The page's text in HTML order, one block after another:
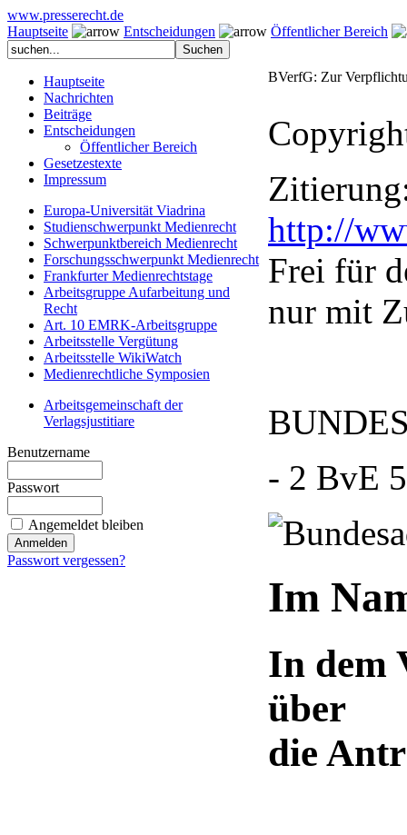
www.presserecht.de
Hauptseite
Entscheidungen Öffentlicher Bereich
Hauptseite
Nachrichten
Beiträge
Entscheidungen
Öffentlicher Bereich
Gesetzestexte
Impressum
Europa-Universität Viadrina
Studienschwerpunkt Medienrecht
Schwerpunktbereich Medienrecht
Forschungsschwerpunkt Medienrecht
Frankfurter Medienrechtstage
Arbeitsgruppe Aufarbeitung und
Recht
Art. 10 EMRK-Arbeitsgruppe
Arbeitsstelle Vergütung
Arbeitsstelle WikiWatch
Medienrechtliche Symposien
Arbeitsgemeinschaft der
Verlagsjustitiare
Benutzername
Passwort
Angemeldet bleiben
Passwort vergessen?
BVerfG: Zur
http://
Frei für
nur mit
- 2 BvE
Im
In dem
über
die